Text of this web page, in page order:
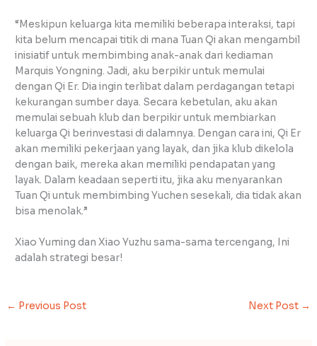
“Meskipun keluarga kita memiliki beberapa interaksi, tapi
kita belum mencapai titik di mana Tuan Qi akan mengambil
inisiatif untuk membimbing anak-anak dari kediaman
Marquis Yongning. Jadi, aku berpikir untuk memulai
dengan Qi Er. Dia ingin terlibat dalam perdagangan tetapi
kekurangan sumber daya. Secara kebetulan, aku akan
memulai sebuah klub dan berpikir untuk membiarkan
keluarga Qi berinvestasi di dalamnya. Dengan cara ini, Qi Er
akan memiliki pekerjaan yang layak, dan jika klub dikelola
dengan baik, mereka akan memiliki pendapatan yang
layak. Dalam keadaan seperti itu, jika aku menyarankan
Tuan Qi untuk membimbing Yuchen sesekali, dia tidak akan
bisa menolak.”
Xiao Yuming dan Xiao Yuzhu sama-sama tercengang, Ini
adalah strategi besar!
← Previous Post Next Post →